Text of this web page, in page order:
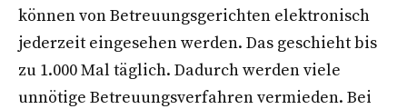
können von Betreuungsgerichten elektronisch
jederzeit eingesehen werden. Das geschieht bis
zu 1.000 Mal täglich. Dadurch werden viele
unnötige Betreuungsverfahren vermieden. Bei